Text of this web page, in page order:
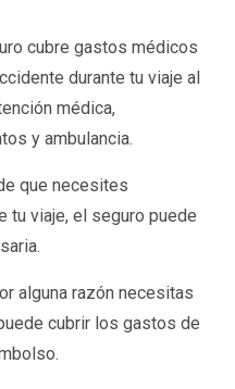
cubre gastos médicos
durante tu viaje al
médica,
y ambulancia.
que necesites
tu viaje, el seguro puede
alguna razón necesitas
cubrir los gastos de